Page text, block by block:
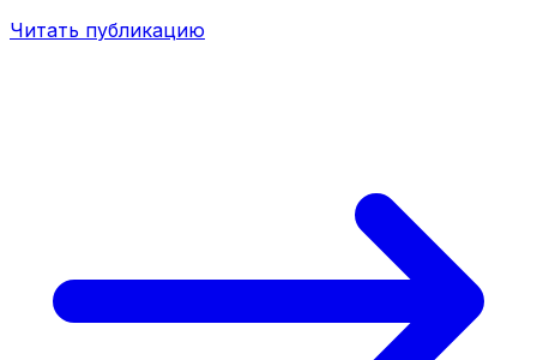
Читать публикацию